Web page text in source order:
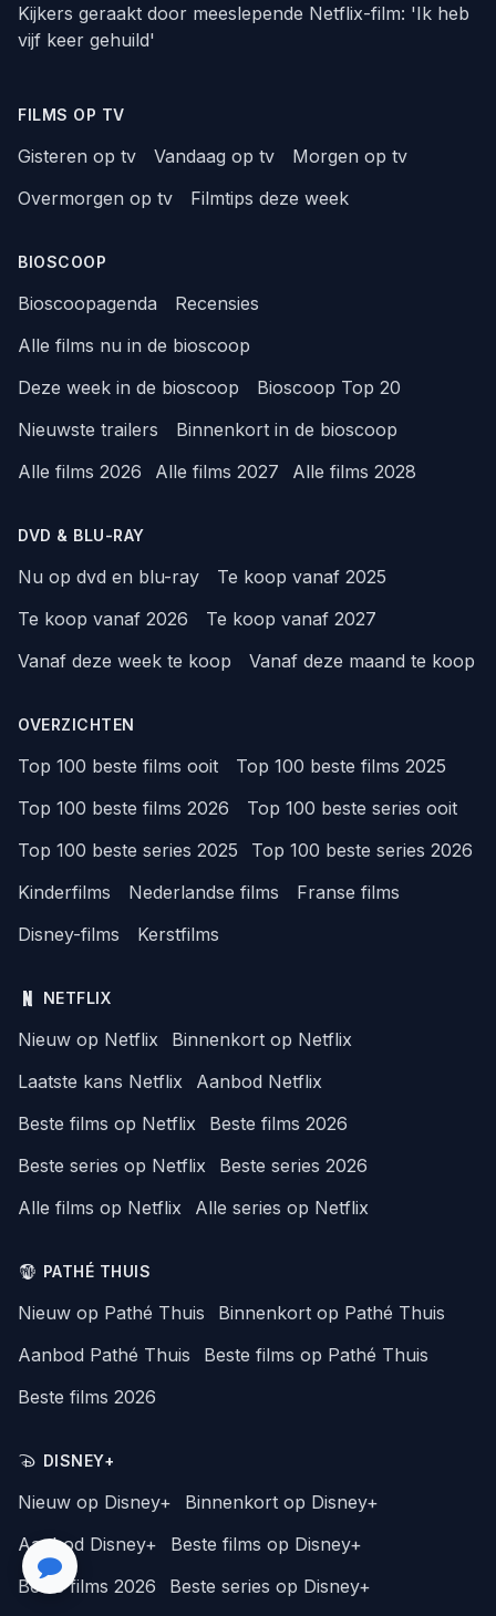
Kijkers geraakt door meeslepende Netflix-film: 'Ik heb
vijf keer gehuild'
FILMS OP TV
Gisteren op tv Vandaag op tv
Morgen op tv
Overmorgen op tv
Filmtips deze week
BIOSCOOP
Bioscoopagenda
Recensies
Alle films nu in de bioscoop
Deze week in de bioscoop
Bioscoop Top 20
Nieuwste trailers
Binnenkort in de bioscoop
Alle films 2026
Alle films 2027 Alle films 2028
DVD & BLU-RAY
Nu op dvd en blu-ray
Te koop vanaf 2025
Te koop vanaf 2026
Te koop vanaf 2027
Vanaf deze week te koop
Vanaf deze maand te koop
OVERZICHTEN
Top 100 beste films ooit
Top 100 beste films 2025
Top 100 beste films 2026
Top 100 beste series ooit
Top 100 beste series 2025
Top 100 beste series 2026
Kinderfilms
Nederlandse films
Franse films
Disney-films
Kerstfilms
NETFLIX
Nieuw op Netflix
Binnenkort op Netflix
Laatste kans Netflix
Aanbod Netflix
Beste films op Netflix
Beste films 2026
Beste series op Netflix
Beste series 2026
Alle films op Netflix
Alle series op Netflix
PATHÉ THUIS
Nieuw op Pathé Thuis
Binnenkort op Pathé Thuis
Aanbod Pathé Thuis
Beste films op Pathé Thuis
Beste films 2026
DISNEY+
Nieuw op Disney+
Binnenkort op Disney+
Aanbod Disney+
Beste films op Disney+
Beste films 2026
Beste series op Disney+